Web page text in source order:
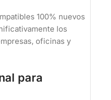
100% nuevos
los
oficinas y
para